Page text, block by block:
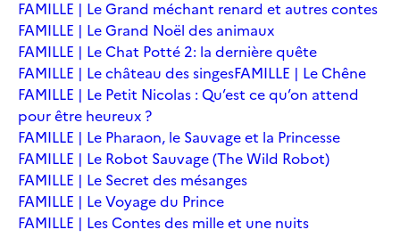
FAMILLE | Le Grand méchant renard et autres contes
FAMILLE | Le Grand Noël des animaux
FAMILLE | Le Chat Potté 2: la dernière quête
FAMILLE | Le château des singesFAMILLE | Le Chêne
FAMILLE | Le Petit Nicolas : Qu’est ce qu’on attend
pour être heureux ?
FAMILLE | Le Pharaon, le Sauvage et la Princesse
FAMILLE | Le Robot Sauvage (The Wild Robot)
FAMILLE | Le Secret des mésanges
FAMILLE | Le Voyage du Prince
FAMILLE | Les Contes des mille et une nuits